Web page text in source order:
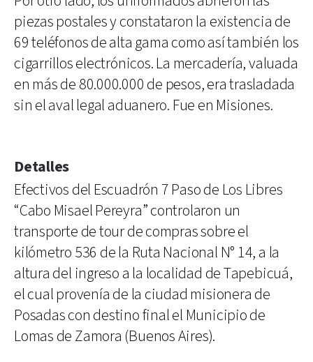
piezas postales y constataron la existencia de
69 teléfonos de alta gama como así también los
cigarrillos electrónicos. La mercadería, valuada
en más de 80.000.000 de pesos, era trasladada
sin el aval legal aduanero. Fue en Misiones.
Detalles
Efectivos del Escuadrón 7 Paso de Los Libres
“Cabo Misael Pereyra” controlaron un
transporte de tour de compras sobre el
kilómetro 536 de la Ruta Nacional N° 14, a la
altura del ingreso a la localidad de Tapebicuá,
el cual provenía de la ciudad misionera de
Posadas con destino final el Municipio de
Lomas de Zamora (Buenos Aires).